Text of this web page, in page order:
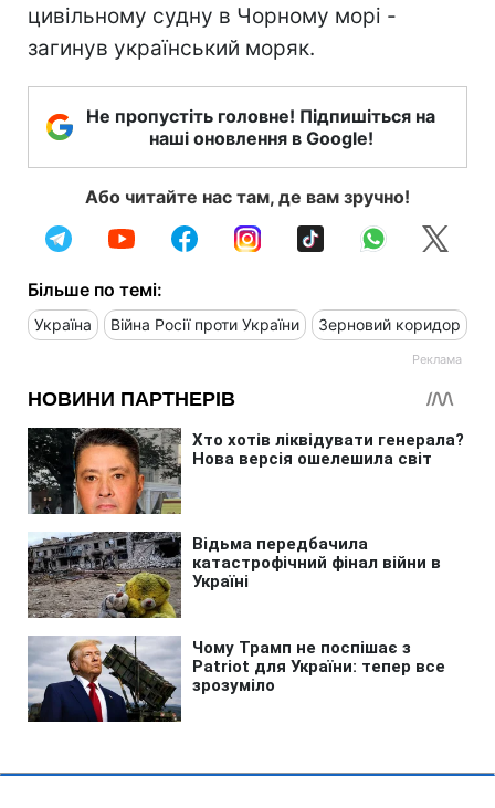
цивільному судну в Чорному морі -
загинув український моряк.
Не пропустіть головне! Підпишіться на
наші оновлення в Google!
Або читайте нас там, де вам зручно!
Більше по темі:
Україна Війна Росії проти України Зерновий коридор